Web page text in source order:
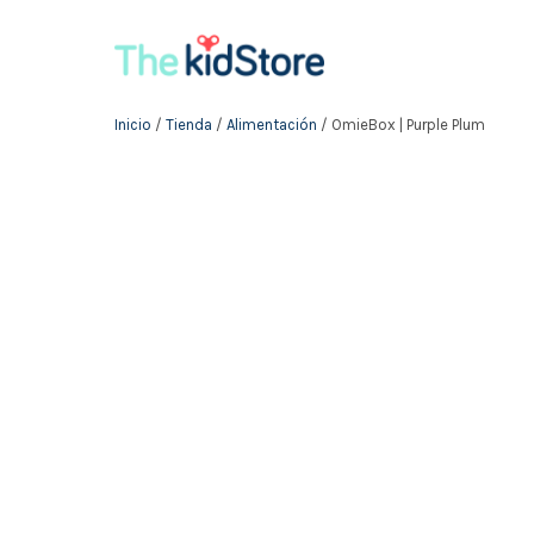
Inicio / Tienda / Alimentación / OmieBox | Purple Plum